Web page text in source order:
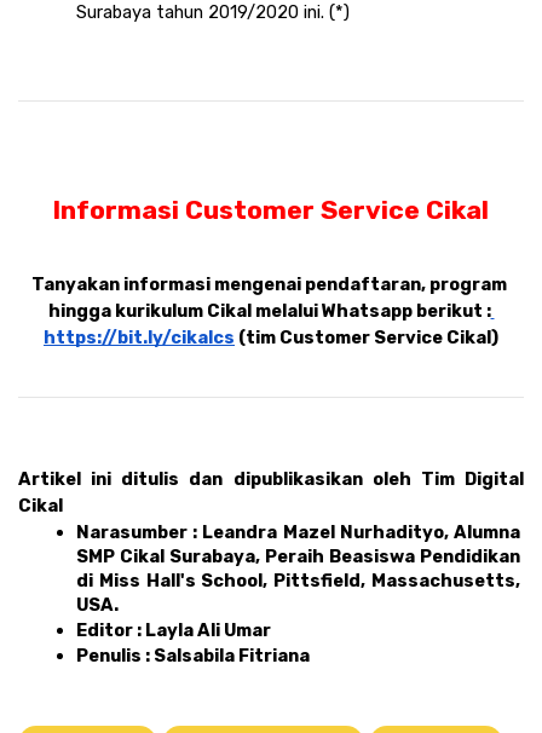
Surabaya tahun 2019/2020 ini. (*)
Informasi Customer Service Cikal
Tanyakan informasi mengenai pendaftaran, program
hingga kurikulum Cikal melalui Whatsapp berikut :
https://bit.ly/cikalcs (tim Customer Service Cikal)
Artikel ini ditulis dan dipublikasikan oleh Tim Digital
Cikal
Narasumber : Leandra Mazel Nurhadityo, Alumna
SMP Cikal Surabaya, Peraih Beasiswa Pendidikan
di Miss Hall's School, Pittsfield, Massachusetts,
USA.
Editor : Layla Ali Umar
Penulis : Salsabila Fitriana